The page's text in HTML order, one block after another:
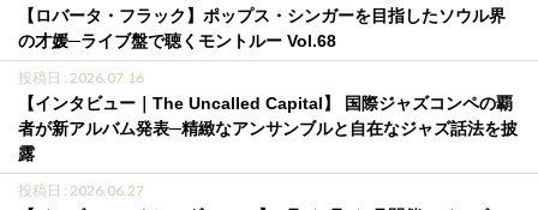
【ロバータ・フラック】ポップス・シンガーを目指したソウル界
の才媛─ライブ盤で聴くモントルー Vol.68
投稿日 : 2026.07.16
【インタビュー｜The Uncalled Capital】 国際ジャズコンペの覇
者が新アルバム発表─精緻なアンサンブルと自在なジャズ話法を披
露
投稿日 : 2026.06.27